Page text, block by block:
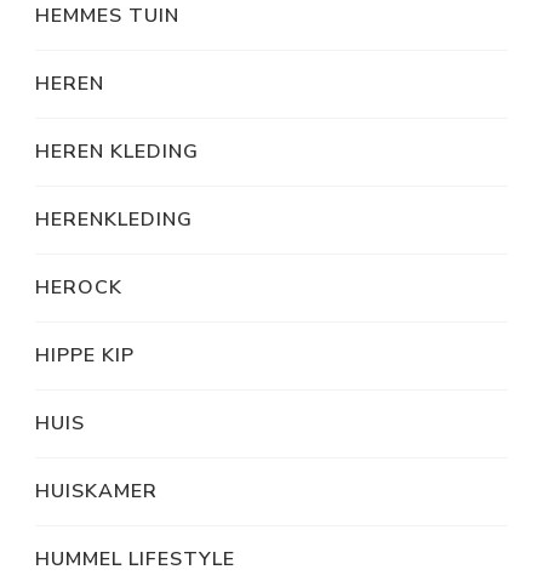
HEMMES TUIN
HEREN
HEREN KLEDING
HERENKLEDING
HEROCK
HIPPE KIP
HUIS
HUISKAMER
HUMMEL LIFESTYLE